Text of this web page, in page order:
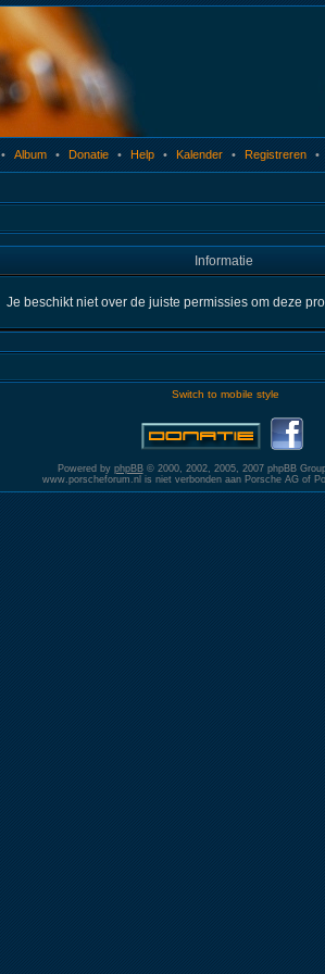
• Album • Donatie • Help • Kalender • Registreren •
Informatie
Je beschikt niet over de juiste permissies om deze
Switch to mobile style
Powered by phpBB© 2000, 2002, 2005, 2007 phpBB
www.porscheforum.nl is niet verbonden aan Porsche AG of